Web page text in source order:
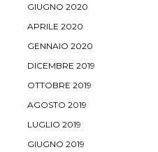
GIUGNO 2020
APRILE 2020
GENNAIO 2020
DICEMBRE 2019
OTTOBRE 2019
AGOSTO 2019
LUGLIO 2019
GIUGNO 2019